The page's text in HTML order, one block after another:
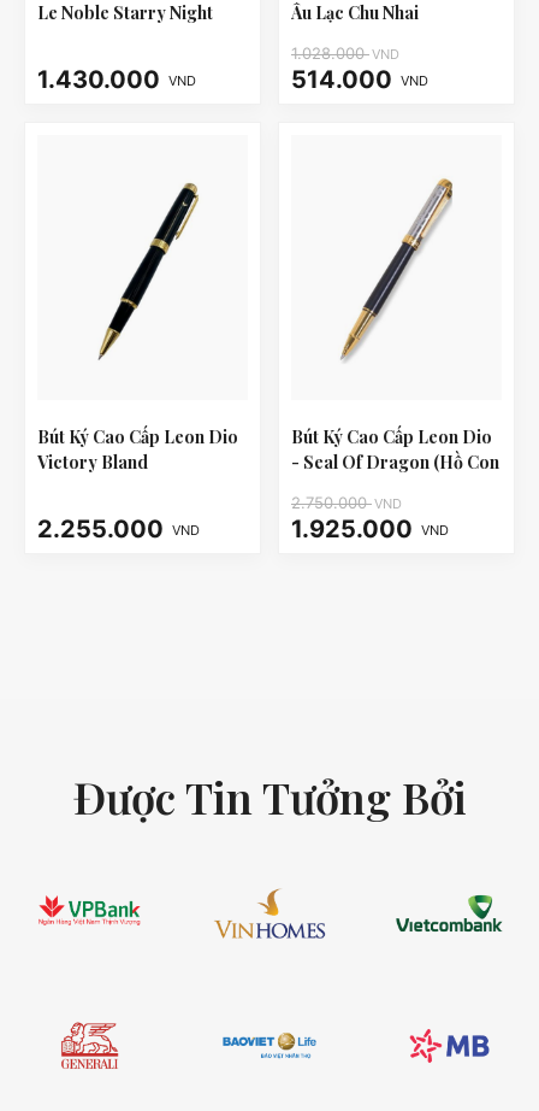
Le Noble Starry Night
1.430.000 VND
Âu Lạc Chu Nhai
1.028.000VND
514.000 VND
Bút Ký Cao Cấp Leon Dio
Victory Bland
2.255.000 VND
Bút Ký Cao Cấp Leon Dio
- Seal Of Dragon (Hồ Con
2.750.000VND
1.925.000 VND
Được Tin Tưởng Bởi